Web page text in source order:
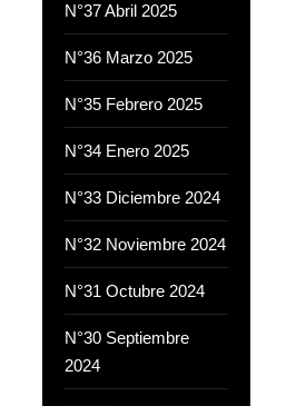
N°37 Abril 2025
N°36 Marzo 2025
N°35 Febrero 2025
N°34 Enero 2025
N°33 Diciembre 2024
N°32 Noviembre 2024
N°31 Octubre 2024
N°30 Septiembre
2024